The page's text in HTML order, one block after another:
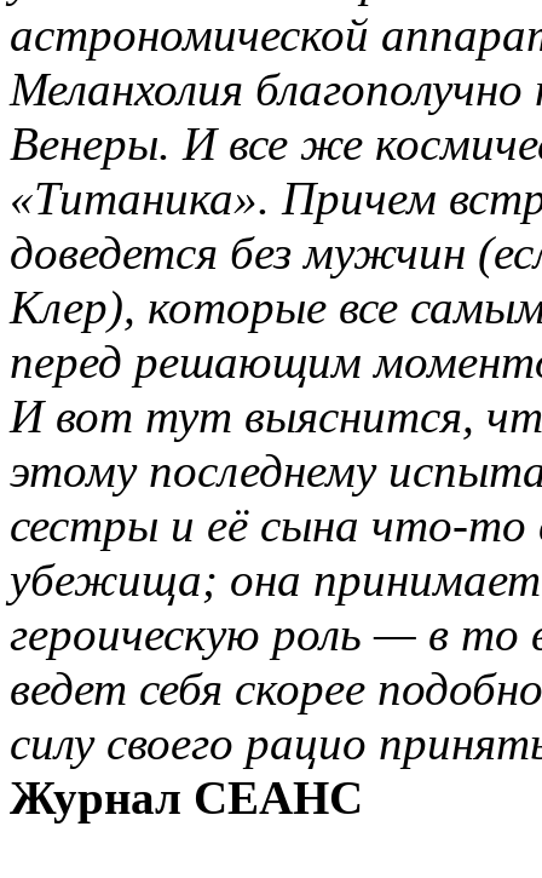
астрономической
Меланхолия
Венеры. И все же
«Титаника». Причем
доведется без мужчин
Клер), которые все
перед решающим
И вот тут выяснится,
этому последнему
сестры и её сына что-то
убежища; она принимает
героическую роль — в то
ведет себя скорее
силу своего рацио
Журнал СЕАНС